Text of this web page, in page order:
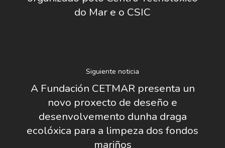
do Mar e o CSIC
Siguiente noticia
A Fundación CETMAR presenta un
novo proxecto de deseño e
desenvolvemento dunha draga
ecolóxica para a limpeza dos fondos
mariños
Identidad Corporativa
Memoria
Contratación
Gobierno
Plan De Igualdad